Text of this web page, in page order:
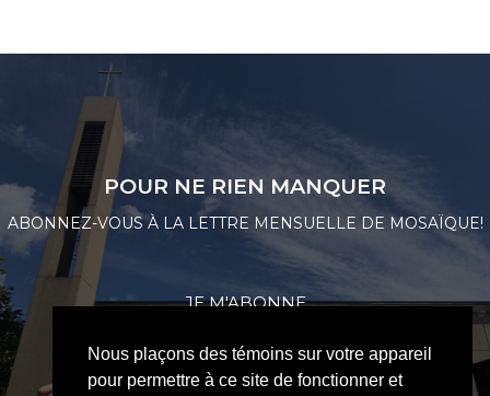
POUR NE RIEN MANQUER
ABONNEZ-VOUS À LA LETTRE MENSUELLE DE MOSAÏQUE!
JE M'ABONNE
Nous plaçons des témoins sur votre appareil
pour permettre à ce site de fonctionner et